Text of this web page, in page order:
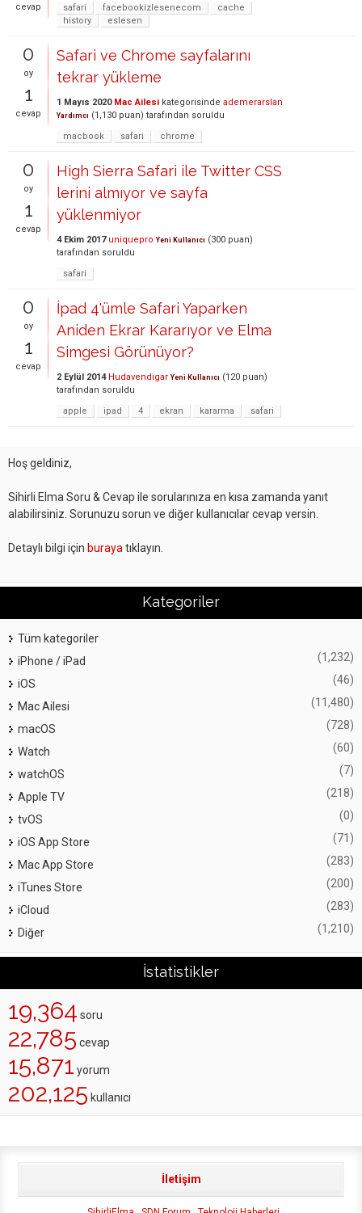
cevap
safari
facebookizlesenecom
cache
history
eslesen
0
oy
1
cevap
Safari ve Chrome sayfalarını
tekrar yükleme
1 Mayıs 2020 Mac Ailesi kategorisinde ademerarslan
Yardımcı (1,130 puan) tarafından soruldu
macbook
safari chrome
0
oy
1
cevap
High Sierra Safari ile Twitter CSS
lerini almıyor ve sayfa
yüklenmiyor
4 Ekim 2017 uniquepro Yeni Kullanıcı (300 puan)
tarafından soruldu
safari
0
oy
1
cevap
İpad 4'ümle Safari Yaparken
Aniden Ekrar Kararıyor ve Elma
Simgesi Görünüyor?
2 Eylül 2014 Hudavendigar Yeni Kullanıcı (120 puan)
tarafından soruldu
apple
ipad 4 ekran kararma safari
Hoş geldiniz,
Sihirli Elma Soru & Cevap ile sorularınıza en kısa zamanda yanıt
alabilirsiniz. Sorunuzu sorun ve diğer kullanıcılar cevap versin.
Detaylı bilgi için buraya tıklayın.
Kategoriler
Tüm kategoriler
iPhone / iPad
(1,232)
iOS (46)
Mac Ailesi (11,480)
macOS (728)
Watch (60)
watchOS (7)
Apple TV (218)
tvOS (0)
iOS App Store (71)
Mac App Store (283)
iTunes Store (200)
iCloud (283)
Diğer (1,210)
İstatistikler
19,364 soru
22,785 cevap
15,871 yorum
202,125 kullanıcı
İletişim